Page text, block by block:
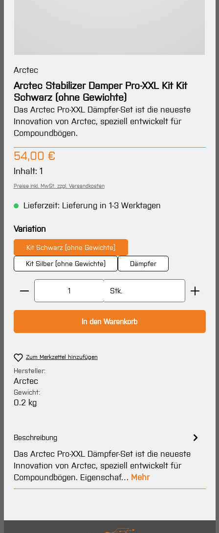
Arctec
Arctec Stabilizer Damper Pro-XXL Kit Kit
Schwarz (ohne Gewichte)
Das Arctec Pro-XXL Dämpfer-Set ist die neueste
Innovation von Arctec, speziell entwickelt für
Compoundbögen.
Regulärer Preis:
54,00 €
Inhalt: 1
Preise inkl. MwSt. zzgl. Versandkosten
Lieferzeit: Lieferung in 1-3 Werktagen
Variationauswählen
Kit Schwarz (ohne Gewichte)
Kit Silber (ohne Gewichte)
Dämpfer
Produkt Anzahl: Gib den gewünschten Wert ein
Stk.
In den Warenkorb
Zum Merkzettel hinzufügen
Hersteller:
Arctec
Gewicht:
0.2 kg
Beschreibung
Das Arctec Pro-XXL Dämpfer-Set ist die neueste
Innovation von Arctec, speziell entwickelt für
Compoundbögen. Eigenschaf… Mehr